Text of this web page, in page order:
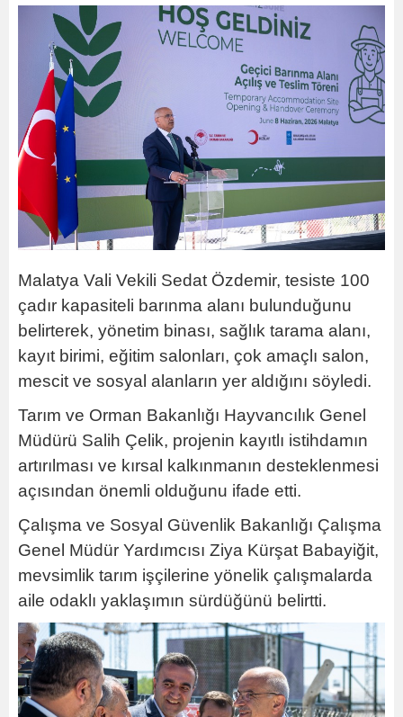
Malatya Vali Vekili Sedat Özdemir, tesiste 100
çadır kapasiteli barınma alanı bulunduğunu
belirterek, yönetim binası, sağlık tarama alanı,
kayıt birimi, eğitim salonları, çok amaçlı salon,
mescit ve sosyal alanların yer aldığını söyledi.
Tarım ve Orman Bakanlığı Hayvancılık Genel
Müdürü Salih Çelik, projenin kayıtlı istihdamın
artırılması ve kırsal kalkınmanın desteklenmesi
açısından önemli olduğunu ifade etti.
Çalışma ve Sosyal Güvenlik Bakanlığı Çalışma
Genel Müdür Yardımcısı Ziya Kürşat Babayiğit,
mevsimlik tarım işçilerine yönelik çalışmalarda
aile odaklı yaklaşımın sürdüğünü belirtti.